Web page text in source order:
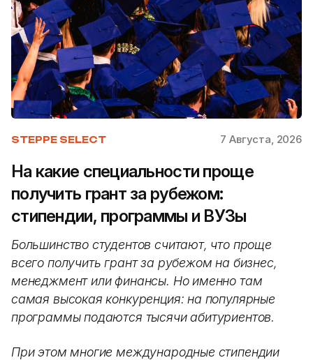
STEPPE SELECT 7 Августа, 2026
На какие специальности проще
получить грант за рубежом:
стипендии, программы и ВУЗы
Большинство студентов считают, что проще
всего получить грант за рубежом на бизнес,
менеджмент или финансы. Но именно там
самая высокая конкуренция: на популярные
программы подаются тысячи абитуриентов.
При этом многие международные стипендии